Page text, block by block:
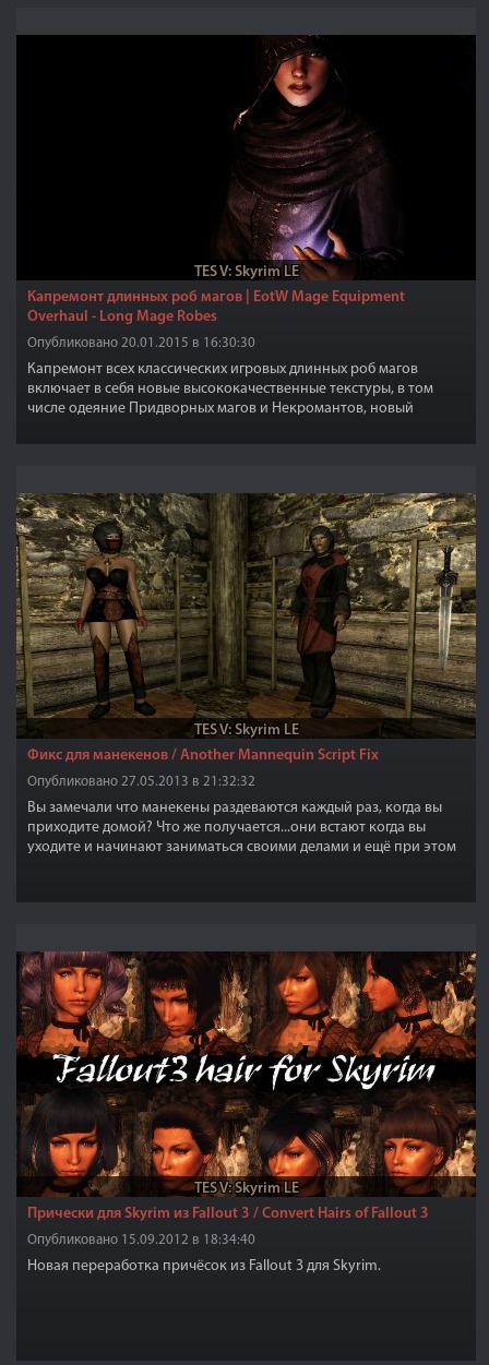
TES V: Skyrim LE
Капремонт длинных роб магов | EotW Mage Equipment
Overhaul - Long Mage Robes
Опубликовано 20.01.2015 в 16:30:30
Капремонт всех классических игровых длинных роб магов
включает в себя новые высококачественные текстуры, в том
числе одеяние Придворных магов и Некромантов, новый
TES V: Skyrim LE
Фикс для манекенов / Another Mannequin Script Fix
Опубликовано 27.05.2013 в 21:32:32
Вы замечали что манекены раздеваются каждый раз, когда вы
приходите домой? Что же получается...они встают когда вы
уходите и начинают заниматься своими делами и ещё при этом
TES V: Skyrim LE
Прически для Skyrim из Fallout 3 / Convert Hairs of Fallout 3
Опубликовано 15.09.2012 в 18:34:40
Новая переработка причёсок из Fallout 3 для Skyrim.